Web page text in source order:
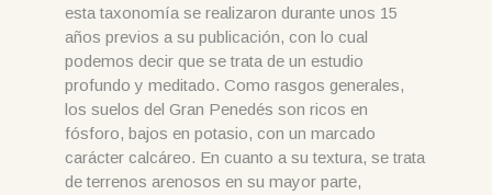
esta taxonomía se realizaron durante unos 15
años previos a su publicación, con lo cual
podemos decir que se trata de un estudio
profundo y meditado. Como rasgos generales,
los suelos del Gran Penedés son ricos en
fósforo, bajos en potasio, con un marcado
carácter calcáreo. En cuanto a su textura, se trata
de terrenos arenosos en su mayor parte,